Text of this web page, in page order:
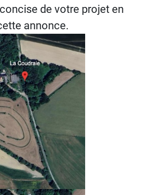
de votre projet en
annonce.